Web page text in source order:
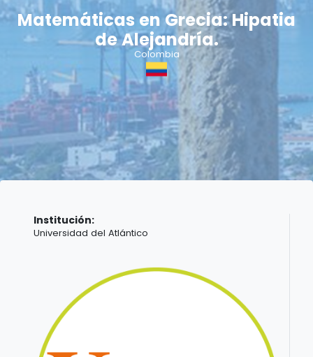
Matemáticas en Grecia: Hipatia
de Alejandría.
Colombia
Institución:
Universidad del Atlántico